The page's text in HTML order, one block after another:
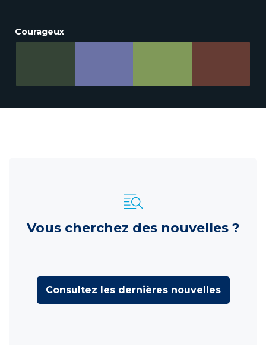
Courageux
Vous cherchez des nouvelles ?
Consultez les dernières nouvelles